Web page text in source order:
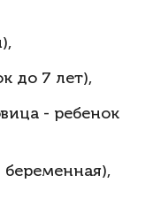
до 7 лет),
- ребенок
беременная),